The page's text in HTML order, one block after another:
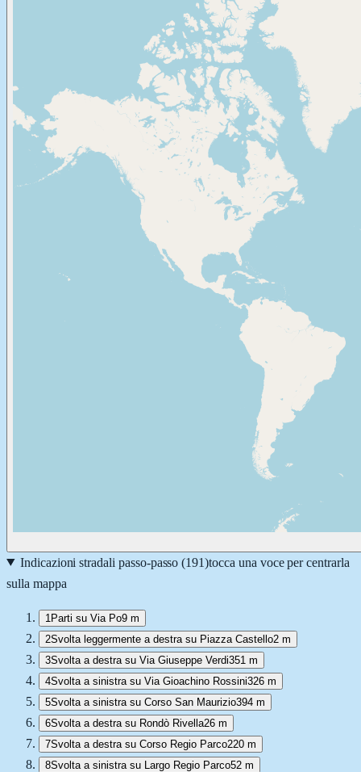
Indicazioni stradali passo-passo (191)tocca una voce per centrarla
sulla mappa
1 Parti su Via Po9 m
2Svolta leggermente a destra su Piazza Castello2 m
3Svolta a destra su Via Giuseppe Verdi351 m
4Svolta a sinistra su Via Gioachino Rossini326 m
5Svolta a sinistra su Corso San Maurizio394 m
6Svolta a destra su Rondò Rivella26 m
7Svolta a destra su Corso Regio Parco220 m
8Svolta a sinistra su Largo Regio Parco52 m